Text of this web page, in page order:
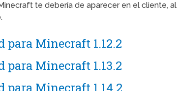
te debería de aparecer en el cliente, al
para Minecraft 1.12.2
para Minecraft 1.13.2
para Minecraft 1.14.2